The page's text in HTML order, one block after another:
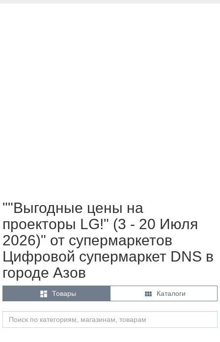
""Выгодные цены на
проекторы LG!" (3 - 20 Июля
2026)" от супермаркетов
Цифровой супермаркет DNS в
городе Азов
 Товары  Каталоги